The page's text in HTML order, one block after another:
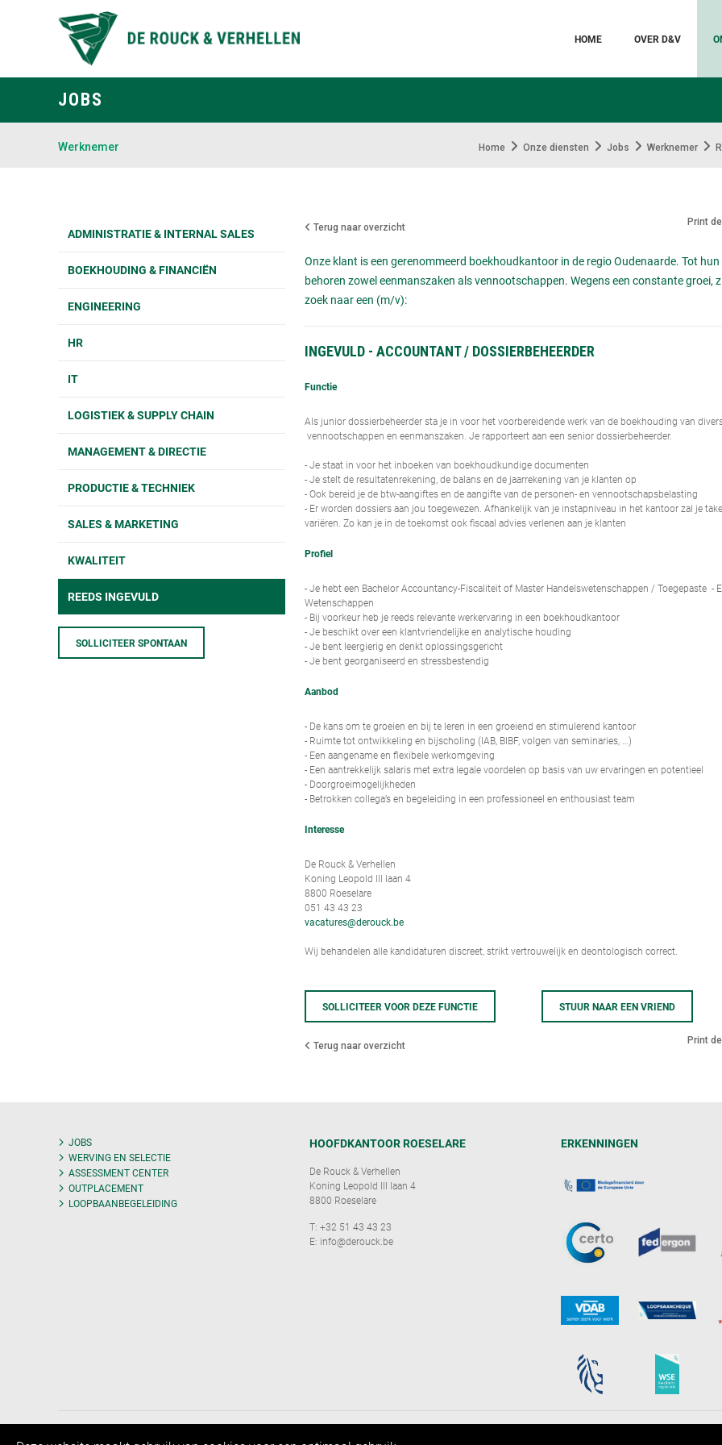
HOME OVER D&V
JOBS
Werknemer Home Onze diensten Jobs Werknemer
ADMINISTRATIE & INTERNAL SALES
BOEKHOUDING & FINANCIËN
ENGINEERING
HR
IT
LOGISTIEK & SUPPLY CHAIN
MANAGEMENT & DIRECTIE
PRODUCTIE & TECHNIEK
SALES & MARKETING
KWALITEIT
REEDS INGEVULD
SOLLICITEER SPONTAAN
Terug naar overzicht Print
Onze klant is een gerenommeerd boekhoudkantoor in de regio Oudenaarde. Tot
behoren zoweleenmanszaken als vennootschappen. Wegens een constante groei,
zoek naar een (m/v):
INGEVULD - ACCOUNTANT / DOSSIERBEHEERDER
Functie
Als junior dossierbeheerder sta je in voor het voorbereidende werk van de boekhouding van
vennootschappen en eenmanszaken. Je rapporteert aan een senior dossierbeheerder.
- Je staat in voor het inboeken van boekhoudkundige documenten
- Je stelt de resultatenrekening, de balans en de jaarrekening van je klanten op
- Ook bereid je de btw-aangiftes en de aangifte van de personen- en vennootschapsbelasting
- Er worden dossiers aan jou toegewezen. Afhankelijk van je instapniveau in het kantoor zal je
variëren. Zo kan je in de toekomst ook fiscaal advies verlenen aan je klanten
Profiel
- Je hebt een Bachelor Accountancy-Fiscaliteit of Master Handelswetenschappen / Toegepaste -
Wetenschappen
- Bij voorkeur heb je reeds relevante werkervaring in een boekhoudkantoor
- Je beschikt over een klantvriendelijke en analytische houding
- Je bent leergierig en denkt oplossingsgericht
- Je bent georganiseerd en stressbestendig
Aanbod
- De kans om te groeien en bij te leren in een groeiend en stimulerend kantoor
- Ruimte tot ontwikkeling en bijscholing (IAB, BIBF, volgen van seminaries, …)
- Een aangename en flexibele werkomgeving
- Een aantrekkelijk salaris met extra legale voordelen op basis van uw ervaringen en potentieel
- Doorgroeimogelijkheden
- Betrokken collega’s en begeleiding in een professioneel en enthousiast team
Interesse
De Rouck & Verhellen
Koning Leopold III laan 4
8800 Roeselare
051 43 43 23
vacatures@derouck.be
Wij behandelen alle kandidaturen discreet, strikt vertrouwelijk en deontologisch correct.
SOLLICITEER VOOR DEZE FUNCTIE STUUR NAAR EEN VRIEND
Terug naar overzicht Print
JOBS
WERVING EN SELECTIE
ASSESSMENT CENTER
OUTPLACEMENT
LOOPBAANBEGELEIDING
HOOFDKANTOOR ROESELARE
De Rouck & Verhellen
Koning Leopold III laan 4
8800 Roeselare
T: +32 51 43 43 23
E: info@derouck.be
ERKENNINGEN
Privacy Disclaimer Sitemap